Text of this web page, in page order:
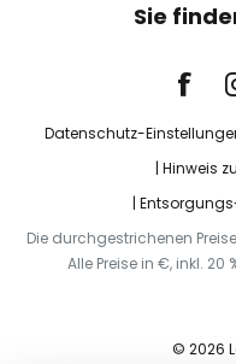
Sie
Datenschutz-
Hinweis
Die durchgestrichenen
Alle Preise in €, inkl. 20
© 2026